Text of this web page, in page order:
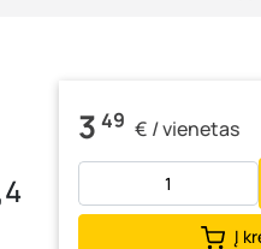
3 49 € / vienetas
Į